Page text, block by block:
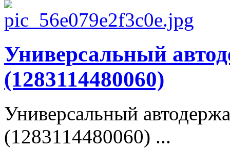
Универсальный
(1283114480060)
Универсальный
(1283114480060) ...